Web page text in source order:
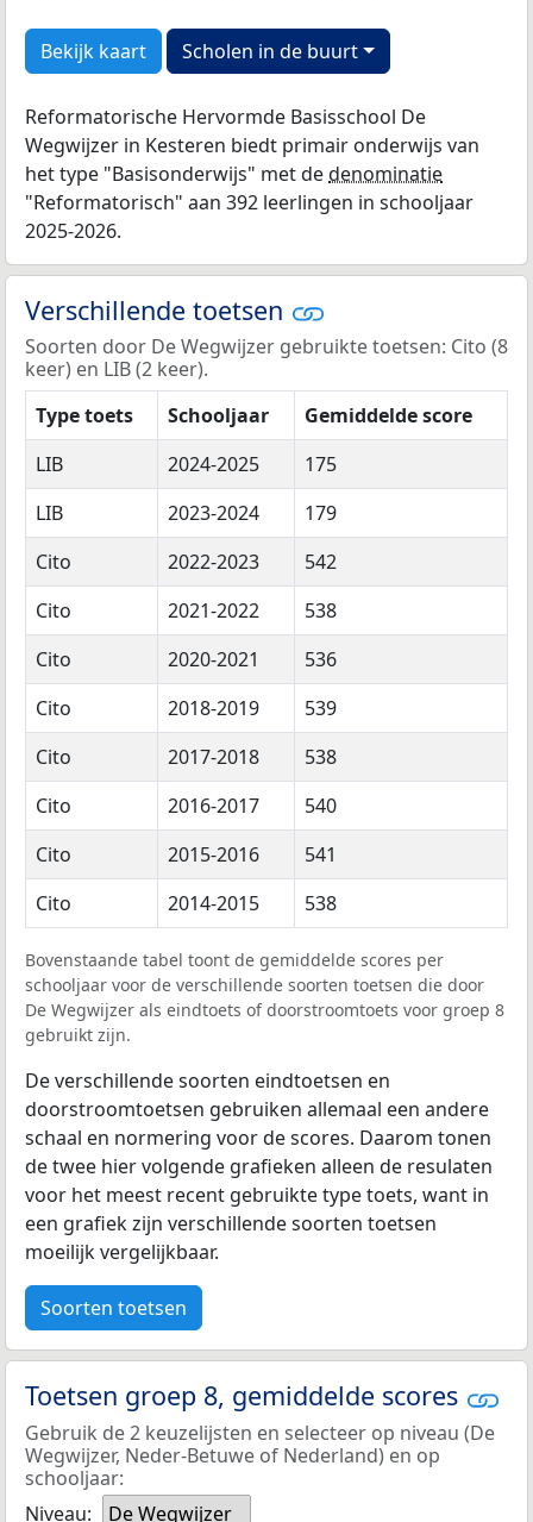
Bekijk kaart Scholen in de buurt
Reformatorische Hervormde Basisschool De
Wegwijzer in Kesteren biedt primair onderwijs van
het type "Basisonderwijs" met dedenominatie
"Reformatorisch" aan 392 leerlingen in schooljaar
2025-2026.
Verschillende toetsen
Soorten door De Wegwijzer gebruikte toetsen: Cito (8
keer) en LIB (2 keer).
Type toets
Schooljaar
Gemiddelde score
LIB
2024-2025
175
LIB
2023-2024
179
Cito
2022-2023
542
Cito
2021-2022
538
Cito
2020-2021
536
Cito
2018-2019
539
Cito
2017-2018
538
Cito
2016-2017
540
Cito
2015-2016
541
Cito
2014-2015 538
Bovenstaande tabel toont de gemiddelde scores per
schooljaar voor de verschillende soorten toetsen die door
De Wegwijzer als eindtoets of doorstroomtoets voor groep 8
gebruikt zijn.
De verschillende soorten eindtoetsen en
doorstroomtoetsen gebruiken allemaal een andere
schaal en normering voor de scores. Daarom tonen
de twee hier volgende grafieken alleen de resulaten
voor het meest recent gebruikte type toets, want in
een grafiek zijn verschillende soorten toetsen
moeilijk vergelijkbaar.
Soorten toetsen
Toetsen groep 8, gemiddelde scores
Gebruik de 2 keuzelijsten en selecteer op niveau (De
Wegwijzer, Neder-Betuwe of Nederland) en op
schooljaar:
Niveau:
De Wegwijzer